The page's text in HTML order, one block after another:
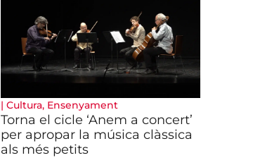
| Cultura, Ensenyament
Torna el cicle ‘Anem a concert’
per apropar la música clàssica
als més petits